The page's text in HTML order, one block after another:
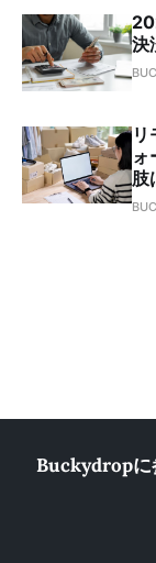
決
リ
ォ
肢
Buckydropに